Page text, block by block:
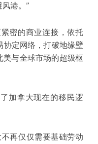
港。”
密的商业连接，依托
协定网络，打破地缘壁
与全球市场的超级枢
加拿大现在的移民逻
再仅仅需要基础劳动